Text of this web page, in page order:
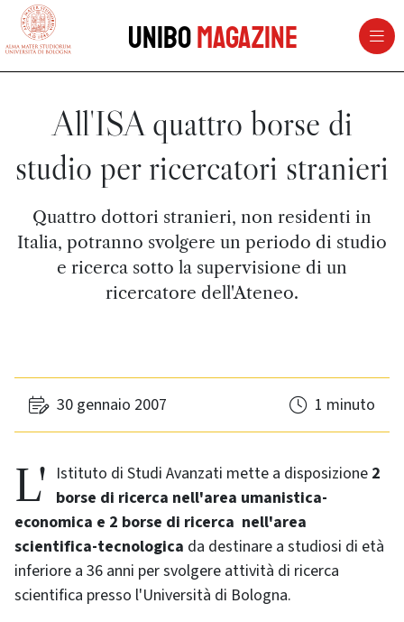
vai al contenuto della pagina
UniboMagazine
All'ISA quattro borse di
studio per ricercatori stranieri
Quattro dottori stranieri, non residenti in
Italia, potranno svolgere un periodo di studio
e ricerca sotto la supervisione di un
ricercatore dell'Ateneo.
30 gennaio 2007 1 minuto
L'Istituto di Studi Avanzati mette a disposizione 2
borse di ricerca nell'area umanistica-
economica e 2 borse di ricerca nell'area
scientifica-tecnologica da destinare a studiosi di età
inferiore a 36 anni per svolgere attività di ricerca
scientifica presso l'Università di Bologna.